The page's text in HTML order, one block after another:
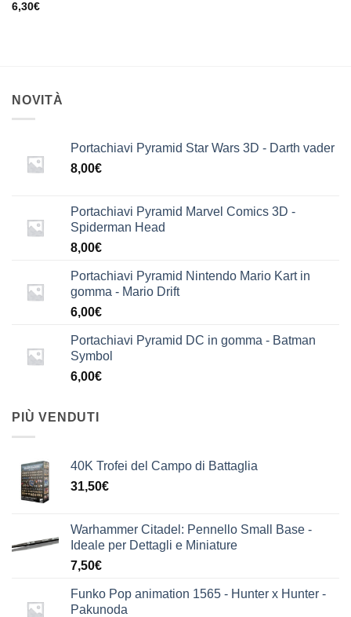
6,30€
NOVITÀ
Portachiavi Pyramid Star Wars 3D - Darth vader
8,00€
Portachiavi Pyramid Marvel Comics 3D -
Spiderman Head
8,00€
Portachiavi Pyramid Nintendo Mario Kart in
gomma - Mario Drift
6,00€
Portachiavi Pyramid DC in gomma - Batman
Symbol
6,00€
PIÙ VENDUTI
40K Trofei del Campo di Battaglia
31,50€
Warhammer Citadel: Pennello Small Base -
Ideale per Dettagli e Miniature
7,50€
Funko Pop animation 1565 - Hunter x Hunter -
Pakunoda